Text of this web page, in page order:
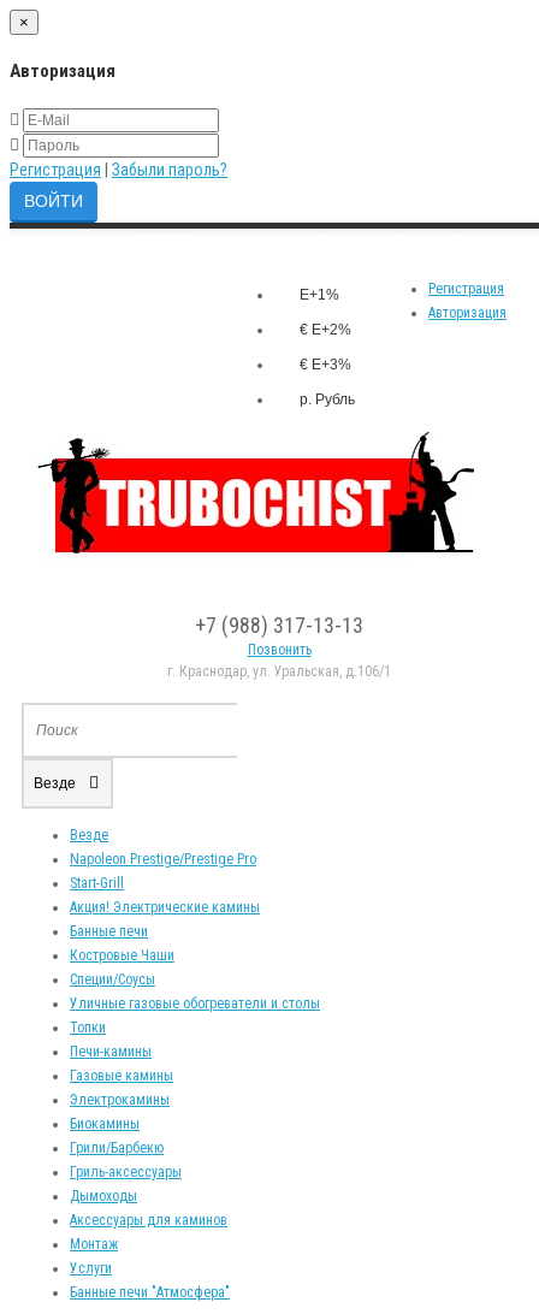
×
Авторизация
Регистрация Забыли пароль?
Регистрация
Авторизация
E+1%
€ E+2%
€ E+3%
р. Рубль
+7 (988) 317-13-13
Позвонить
г. Краснодар, ул. Уральская, д.106/1
Везде
Везде
Napoleon Prestige/Prestige Pro
Start-Grill
Акция! Электрические камины
Банные печи
Костровые Чаши
Специи/Соусы
Уличные газовые обогреватели и столы
Топки
Печи-камины
Газовые камины
Электрокамины
Биокамины
Грили/Барбекю
Гриль-аксессуары
Дымоходы
Аксессуары для каминов
Монтаж
Услуги
Банные печи "Атмосфера"